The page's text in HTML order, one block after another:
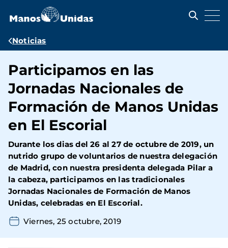
contenido
Ruta
navegación
Noticias
Participamos en las
Jornadas Nacionales de
Formación de Manos Unidas
en El Escorial
Durante los dias del 26 al 27 de octubre de 2019, un
nutrido grupo de voluntarios de nuestra delegación
de Madrid, con nuestra presidenta delegada Pilar a
la cabeza, participamos en las tradicionales
Jornadas Nacionales de Formación de Manos
Unidas, celebradas en El Escorial.
Viernes, 25 octubre, 2019